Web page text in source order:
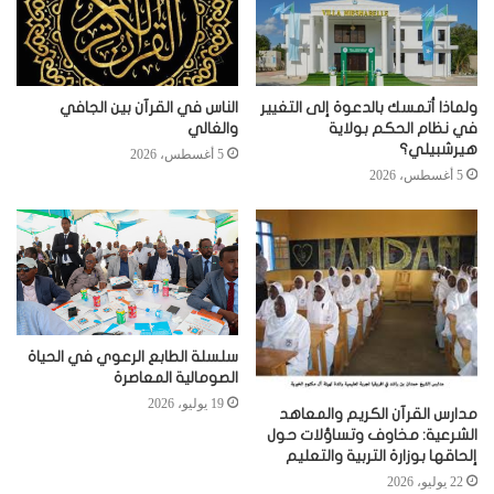
ولماذا أتمسك بالدعوة إلى التغيير
في نظام الحكم بولاية
هيرشبيلي؟
5 أغسطس، 2026
الناس في القرآن بين الجافي
والغالي
5 أغسطس، 2026
مدارس القرآن الكريم والمعاهد
الشرعية: مخاوف وتساؤلات حول
إلحاقها بوزارة التربية والتعليم
22 يوليو، 2026
سلسلة الطابع الرعوي في الحياة
الصومالية المعاصرة
19 يوليو، 2026